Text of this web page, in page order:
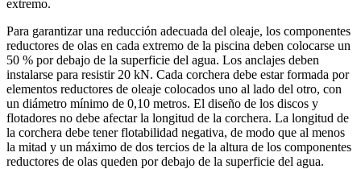
extremo.
Para garantizar una reducción adecuada del oleaje, los componentes
reductores de olas en cada extremo de la piscina deben colocarse un
50 % por debajo de la superficie del agua. Los anclajes deben
instalarse para resistir 20 kN. Cada corchera debe estar formada por
elementos reductores de oleaje colocados uno al lado del otro, con
un diámetro mínimo de 0,10 metros. El diseño de los discos y
flotadores no debe afectar la longitud de la corchera. La longitud de
la corchera debe tener flotabilidad negativa, de modo que al menos
la mitad y un máximo de dos tercios de la altura de los componentes
reductores de olas queden por debajo de la superficie del agua.